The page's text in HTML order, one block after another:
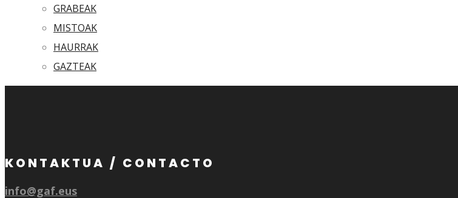
GRABEAK
MISTOAK
HAURRAK
GAZTEAK
KONTAKTUA / CONTACTO
info@gaf.eus